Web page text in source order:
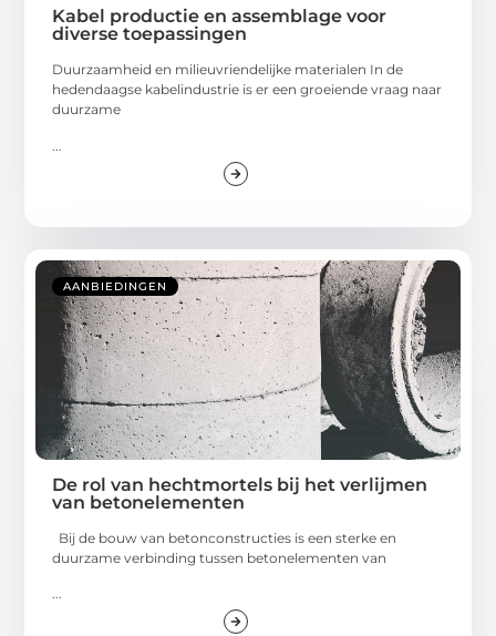
Kabel productie en assemblage voor
diverse toepassingen
Duurzaamheid en milieuvriendelijke materialen In de
hedendaagse kabelindustrie is er een groeiende vraag naar
duurzame
AANBIEDINGEN
De rol van hechtmortels bij het verlijmen
van betonelementen
Bij de bouw van betonconstructies is een sterke en
duurzame verbinding tussen betonelementen van